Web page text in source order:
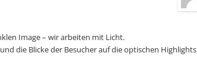
Image – wir arbeiten mit Licht.
die Blicke der Besucher auf die optischen Highlights